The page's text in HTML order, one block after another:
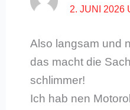
2. JUNI 2026
Also langsam und
das macht die
schlimmer!
Ich hab nen